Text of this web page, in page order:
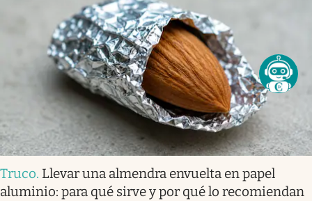
Truco. Llevar una almendra envuelta en papel
aluminio: para qué sirve y por qué lo recomiendan